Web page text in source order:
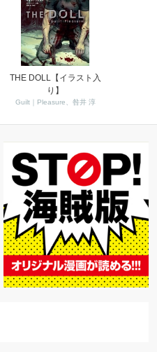
THE DOLL【イラスト入
り】
Guilt｜Pleasure、咎井 淳